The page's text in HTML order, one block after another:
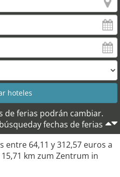
de ferias podrán cambiar.
fechas de ferias
entre 64,11 y 312,57 euros a
km zum Zentrum in